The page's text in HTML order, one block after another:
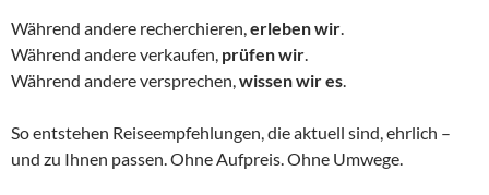
Während andere recherchieren,erleben wir.
Während andere verkaufen, prüfen wir.
Während andere versprechen,wissen wir es.
So entstehen Reiseempfehlungen, die aktuell sind, ehrlich –
und zu Ihnen passen. Ohne Aufpreis. Ohne Umwege.